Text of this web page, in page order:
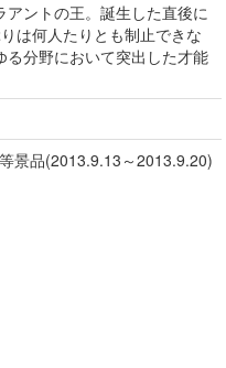
ントの王。誕生した直後に
は何人たりとも制止できな
分野において突出した才能
景品(2013.9.13～2013.9.20)